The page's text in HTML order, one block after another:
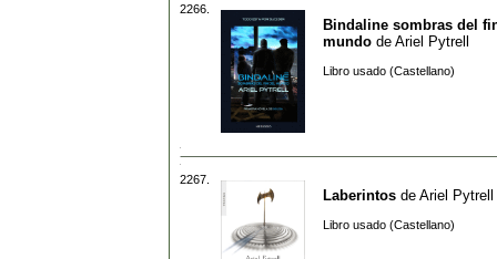
2266.
Bindaline sombras del
mundo de Ariel Pytrell
Libro usado (Castellano)
2267.
Laberintos de Ariel Pytrell
Libro usado (Castellano)